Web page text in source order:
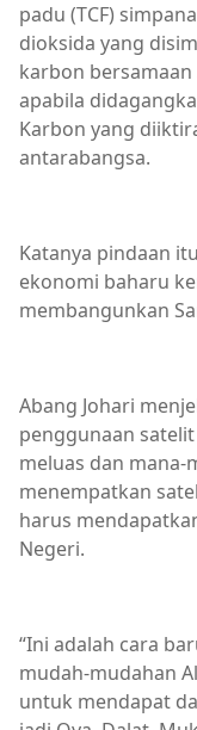
padu (TCF)
dioksida yang
karbon
apabila
Karbon yang
antarabangsa.
Katanya pindaan
ekonomi baharu
membangunkan
Abang Johari
penggunaan
meluas dan mana-
menempatkan
harus
Negeri.
“Ini adalah cara
mudah-mudahan
untuk mendapat